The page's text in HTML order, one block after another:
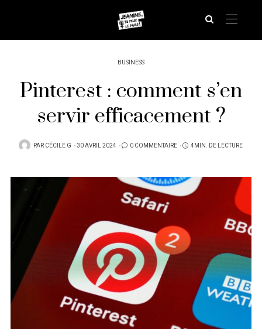
BUSINESS
Pinterest : comment s’en
servir efficacement ?
PAR CÉCILE G
PUBLIÉ
30 AVRIL 2024 0 COMMENTAIRE 4MIN. DE LECTURE